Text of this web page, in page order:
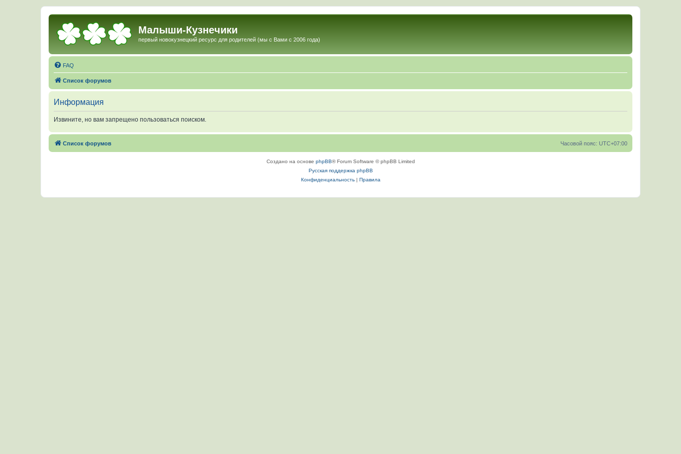
Малыши-Кузнечики
первый новокузнецкий ресурс для родителей (мы с Вами с 2006 года)
FAQ
Список форумов
Информация
Извините, но вам запрещено пользоваться поиском.
Список форумов Часовой пояс: UTC+07:00
Создано на основе phpBB® Forum Software © phpBB Limited
Русская поддержка phpBB
Конфиденциальность| Правила